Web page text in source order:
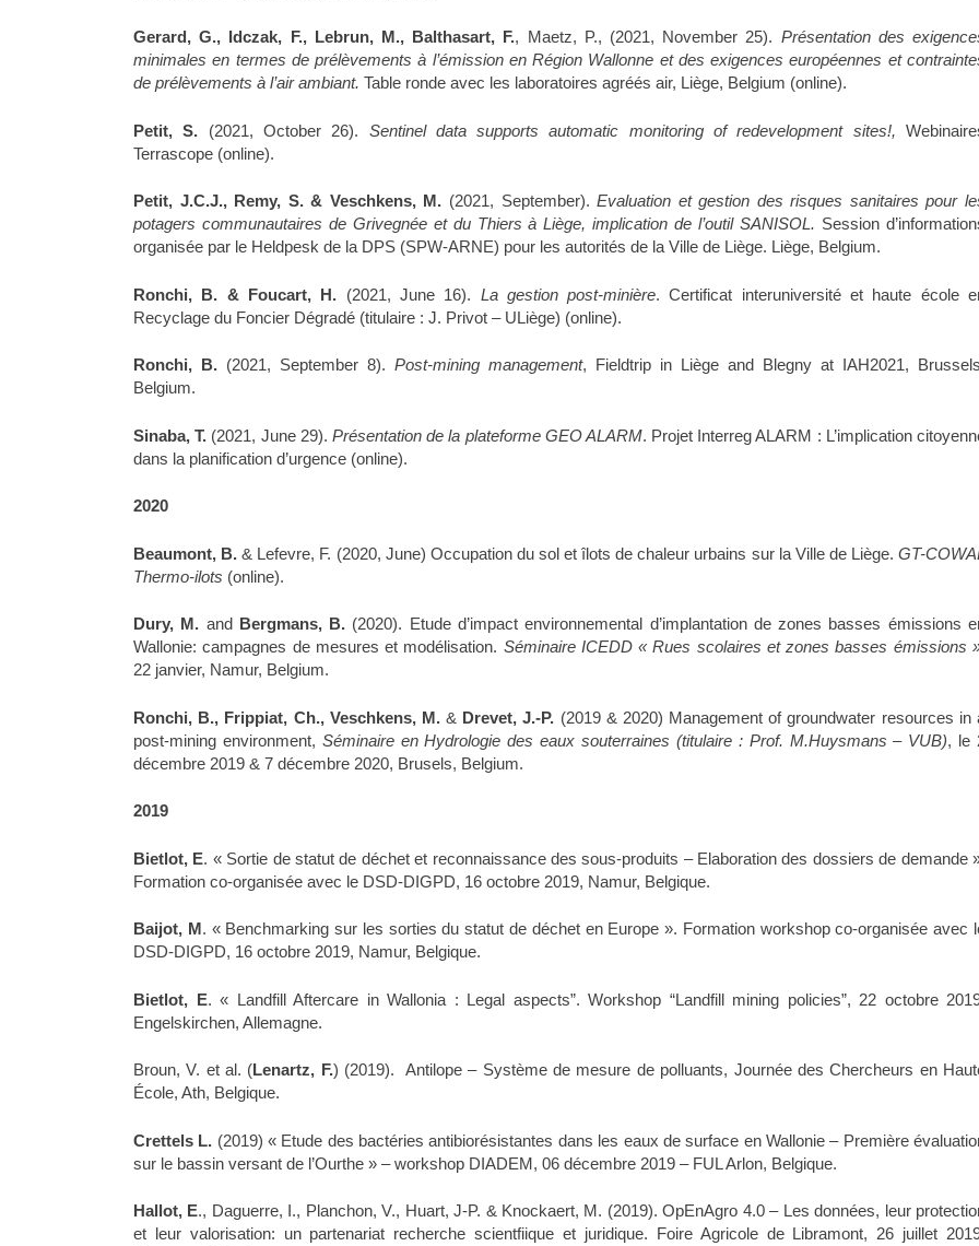
Gerard, G., Idczak, F., Lebrun, M., Balthasart, F., Maetz, P., (2021, November 25). Présentation des
minimales en termes de prélèvements à l’émission en Région Wallonne et des exigences européennes et
de prélèvements à l’air ambiant. Table ronde avec les laboratoires agréés air, Liège, Belgium (online).
Petit, S. (2021, October 26). Sentinel data supports automatic monitoring of redevelopment sites!,
Terrascope (online).
Petit, J.C.J., Remy, S. & Veschkens, M. (2021, September).Evaluation et gestion des risques sanitaires pour
potagers communautaires de Grivegnée et du Thiers à Liège, implication de l’outil SANISOL. Session
organisée par le Heldpesk de la DPS (SPW-ARNE) pour les autorités de la Ville de Liège. Liège, Belgium.
Ronchi, B. & Foucart, H. (2021, June 16). La gestion post-minière. Certificat interuniversité et haute école
Recyclage du Foncier Dégradé (titulaire : J. Privot – ULiège) (online).
Ronchi, B. (2021, September 8). Post-mining management, Fieldtrip in Liège and Blegny at IAH2021,
Belgium.
Sinaba, T. (2021, June 29). Présentation de la plateforme GEO ALARM. Projet Interreg ALARM : L’implication
dans la planification d’urgence (online).
2020
Beaumont, B. & Lefevre, F. (2020, June) Occupation du sol et îlots de chaleur urbains sur la Ville de Liège.GT-
Thermo-ilots (online).
Dury, M. and Bergmans, B. (2020). Etude d’impact environnemental d’implantation de zones basses émissions
Wallonie: campagnes de mesures et modélisation. Séminaire ICEDD « Rues scolaires et zones basses émissions
22 janvier, Namur, Belgium.
Ronchi, B., Frippiat, Ch., Veschkens, M.& Drevet, J.-P. (2019 & 2020) Management of groundwater resources in
post-mining environment, Séminaire en Hydrologie des eaux souterraines (titulaire : Prof. M.Huysmans – VUB), le
décembre 2019 & 7 décembre 2020, Brusels, Belgium.
2019
Bietlot, E. « Sortie de statut de déchet et reconnaissance des sous-produits – Elaboration des dossiers de demande
Formation co-organisée avec le DSD-DIGPD, 16 octobre 2019, Namur, Belgique.
Baijot, M. « Benchmarking sur les sorties du statut de déchet en Europe ». Formation workshop co-organisée avec
DSD-DIGPD, 16 octobre 2019, Namur, Belgique.
Bietlot, E. « Landfill Aftercare in Wallonia : Legal aspects”. Workshop “Landfill mining policies”, 22 octobre
Engelskirchen, Allemagne.
Broun, V. et al. (Lenartz, F.) (2019). Antilope – Système de mesure de polluants, Journée des Chercheurs en
École, Ath, Belgique.
Crettels L. (2019) « Etude des bactéries antibiorésistantes dans les eaux de surface en Wallonie – Première
sur le bassin versant de l’Ourthe » – workshop DIADEM, 06 décembre 2019 – FUL Arlon, Belgique.
Hallot, E., Daguerre, I., Planchon, V., Huart, J-P. & Knockaert, M. (2019). OpEnAgro 4.0 – Les données, leur
et leur valorisation: un partenariat recherche scientfiique et juridique. Foire Agricole de Libramont, 26 juillet